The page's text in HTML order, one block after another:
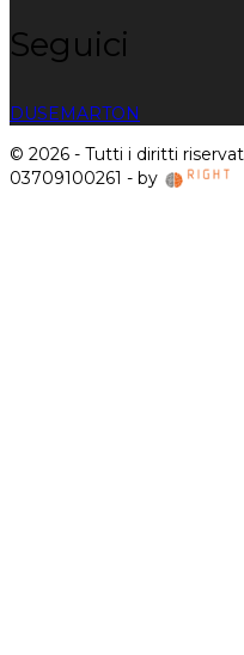
Seguici
DUSEMARTON
© 2026 - Tutti i diritti
03709100261 - by